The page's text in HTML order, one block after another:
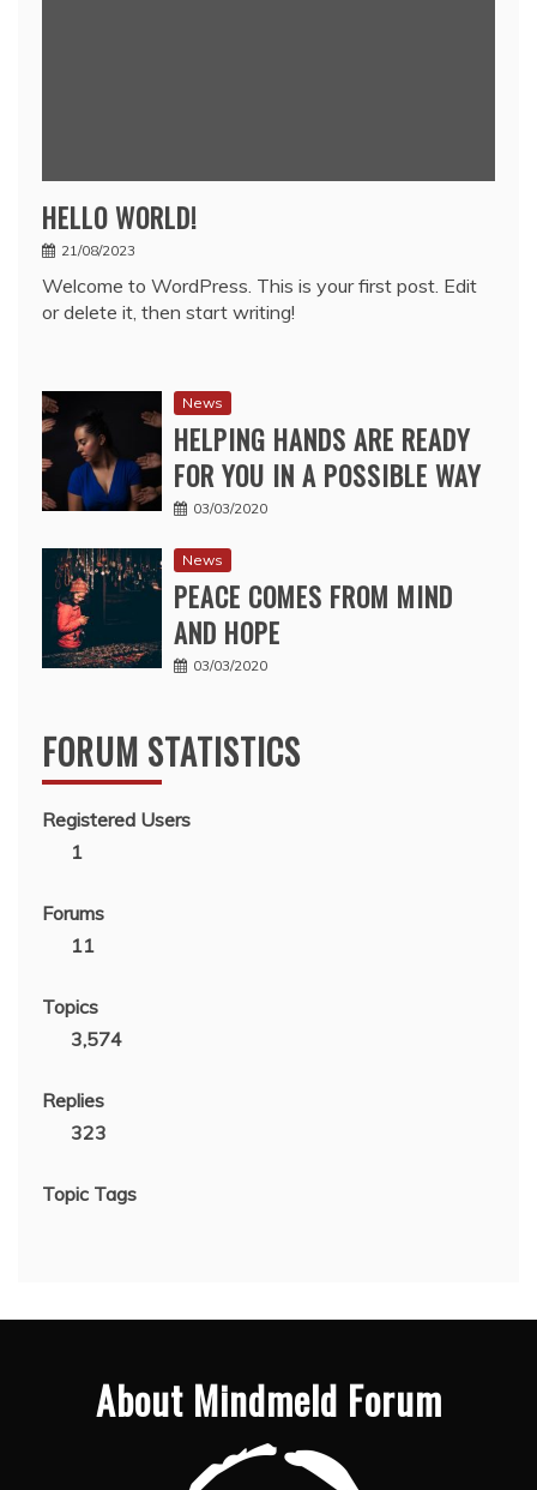
HELLO WORLD!
21/08/2023
Welcome to WordPress. This is your first post. Edit
or delete it, then start writing!
News
HELPING HANDS ARE READY
FOR YOU IN A POSSIBLE WAY
03/03/2020
News
PEACE COMES FROM MIND
AND HOPE
03/03/2020
FORUM STATISTICS
Registered Users
1
Forums
11
Topics
3,574
Replies
323
Topic Tags
About Mindmeld Forum